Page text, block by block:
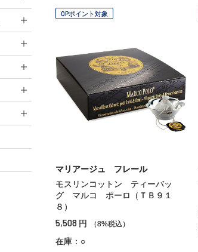
OPポイント対象
マリアージュ フレール
モスリンコットン ティーバッ
グ マルコ ポーロ（ＴＢ９１
８）
5,508 円 （8%税込）
在庫：○